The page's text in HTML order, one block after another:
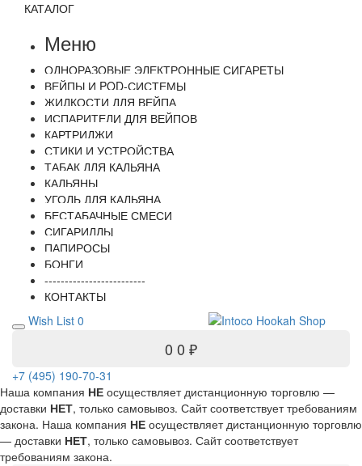
КАТАЛОГ
Меню
ОДНОРАЗОВЫЕ ЭЛЕКТРОННЫЕ СИГАРЕТЫ
ВЕЙПЫ И POD-СИСТЕМЫ
ЖИДКОСТИ ДЛЯ ВЕЙПА
ИСПАРИТЕЛИ ДЛЯ ВЕЙПОВ
КАРТРИДЖИ
СТИКИ И УСТРОЙСТВА
ТАБАК ДЛЯ КАЛЬЯНА
КАЛЬЯНЫ
УГОЛЬ ДЛЯ КАЛЬЯНА
БЕСТАБАЧНЫЕ СМЕСИ
СИГАРИЛЛЫ
ПАПИРОСЫ
БОНГИ
-------------------------
КОНТАКТЫ
Wish List 0
0 0 ₽
+7 (495) 190-70-31
Наша компания НЕ осуществляет дистанционную торговлю —
доставки НЕТ, только самовывоз. Сайт соответствует требованиям
закона. Наша компания НЕ осуществляет дистанционную торговлю
— доставки НЕТ, только самовывоз. Сайт соответствует
требованиям закона.